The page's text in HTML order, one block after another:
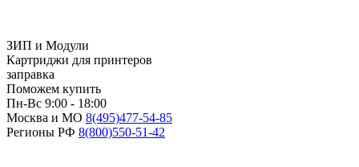
ЗИП и Модули
Картриджи для принтеров
заправка
Поможем купить
Пн-Вс 9:00 - 18:00
Москва и МО 8(495)477-54-85
Регионы РФ 8(800)550-51-42